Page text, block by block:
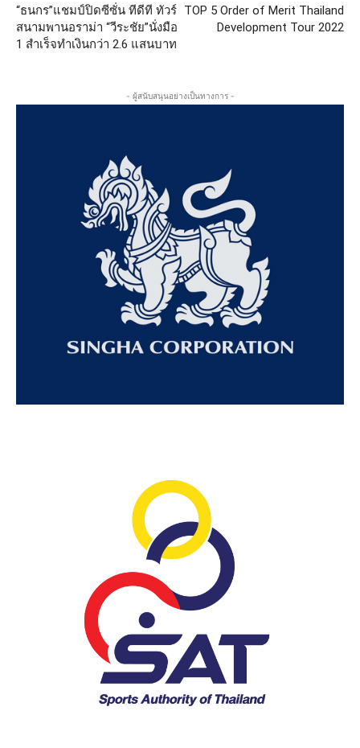
“ธนกร”แชมป์ปิดซีซั่น ทีดีที ทัวร์
สนามพานอราม่า “วีระชัย”นั่งมือ
1 สำเร็จทำเงินกว่า 2.6 แสนบาท
TOP 5 Order of Merit Thailand
Development Tour 2022
- ผู้สนับสนุนอย่างเป็นทางการ -